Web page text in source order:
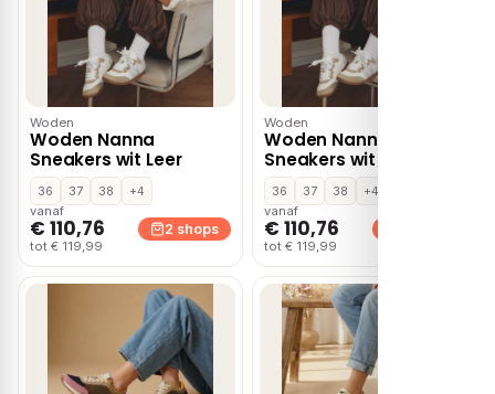
Woden
Woden Nanna
Sneakers wit Leer
36 37 38
+4
vanaf
€ 110,76
tot € 119,99
2 shops
Woden
Woden Nanna
Sneakers wit Leer
36 37 38
+4
vanaf
€ 110,76
tot € 119,99